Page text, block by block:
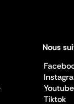
Nous
Youtube
Tiktok